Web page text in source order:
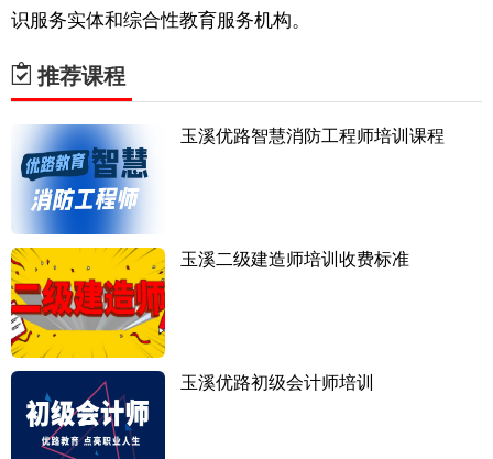
识服务实体和综合性教育服务机构。
推荐课程
玉溪优路智慧消防工程师培训课程
玉溪二级建造师培训收费标准
玉溪优路初级会计师培训